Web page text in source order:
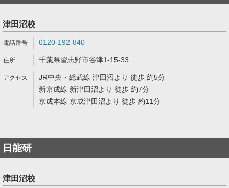
津田沼校
0120-192-840
千葉県習志野市谷津1-15-33
JR中央・総武線 津田沼より 徒歩 約5分
新京成線 新津田沼より 徒歩 約7分
京成本線 京成津田沼より 徒歩 約11分
日能研
津田沼校